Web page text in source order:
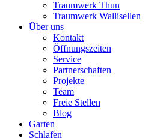
Traumwerk Thun
Traumwerk Wallisellen
Über uns
Kontakt
Öffnungszeiten
Service
Partnerschaften
Projekte
Team
Freie Stellen
Blog
Garten
Schlafen